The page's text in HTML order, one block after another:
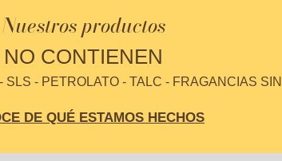
Nuestros productos
NO CONTIENEN
SLS - PETROLATO - TALC - FRAGANCIAS
DE QUÉ ESTAMOS HECHOS